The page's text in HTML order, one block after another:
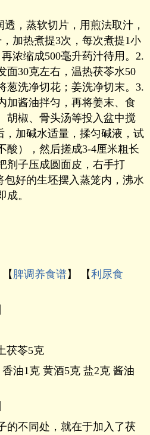
，蒸软切片，用煎法取汁，
加热煮提3次，每次煮提1小
浓缩成500毫升药汁待用。2.
面30克左右，温热茯苓水50
葱洗净切花；姜洗净切末。3.
加酱油拌匀，再将姜末、食
胡椒、骨头汤等投入盆中搅
，加碱水适量，揉匀碱液，试
酸），然后搓成3-4厘米粗长
剂子压成圆面皮，右手打
包好的生坯摆入蒸笼内，沸水
成。
【 脾调养食谱】 【利尿食
茯苓5克
油1克 黄酒5克 盐2克 酱油
的不同处，就在于加入了茯